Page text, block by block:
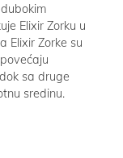
Elixir Zorku u
Elixir Zorke su
sa druge
sredinu.